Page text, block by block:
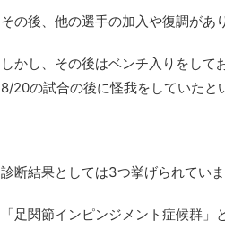
その後、他の選手の加入や復調があ
しかし、その後はベンチ入りをして
8/20の試合の後に怪我をしていたと
診断結果としては3つ挙げられてい
「足関節インピンジメント症候群